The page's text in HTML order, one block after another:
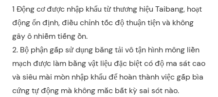
1 Động cơ được nhập khẩu từ thương hiệu Taibang, hoạt
động ổn định, điều chỉnh tốc độ thuận tiện và không
gây ô nhiễm tiếng ồn.
2. Bộ phận gấp sử dụng băng tải vô tận hình mông liền
mạch được làm bằng vật liệu đặc biệt có độ ma sát cao
và siêu mài mòn nhập khẩu để hoàn thành việc gấp bìa
cứng tự động mà không mắc bất kỳ sai sót nào.